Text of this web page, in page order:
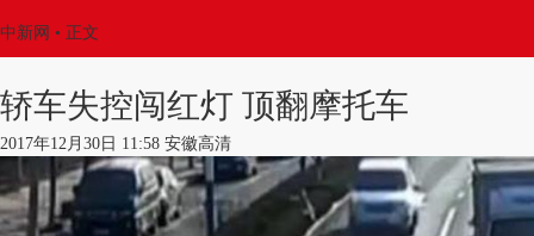
中新网 • 正文
轿车失控闯红灯 顶翻摩托车
2017年12月30日 11:58 安徽高清